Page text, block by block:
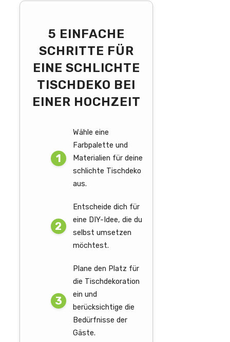
5 EINFACHE
SCHRITTE FÜR
EINE SCHLICHTE
TISCHDEKO BEI
EINER HOCHZEIT
Wähle eine
Farbpalette und
Materialien für deine
schlichte Tischdeko
aus.
Entscheide dich für
eine DIY-Idee, die du
selbst umsetzen
möchtest.
Plane den Platz für
die Tischdekoration
ein und
berücksichtige die
Bedürfnisse der
Gäste.